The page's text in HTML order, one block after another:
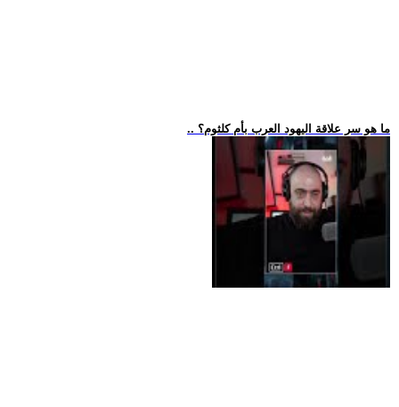
.. ما هو سر علاقة اليهود العرب بأم كلثوم؟